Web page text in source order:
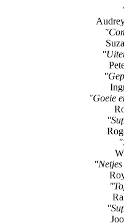
"Goeie